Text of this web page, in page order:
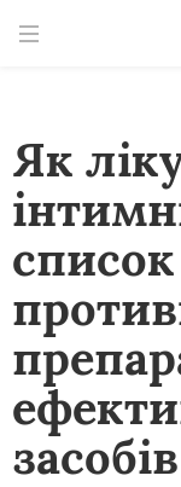
Як
список
засобів